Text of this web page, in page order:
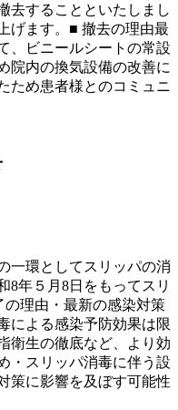
去することといたしまし
げます。■ 撤去の理由最
、ビニールシートの常設
院内の換気設備の改善に
ため患者様とのコミュニ
一環としてスリッパの消
8年５月8日をもってスリ
理由・最新の感染対策
による感染予防効果は限
衛生の徹底など、より効
・スリッパ消毒に伴う設
策に影響を及ぼす可能性